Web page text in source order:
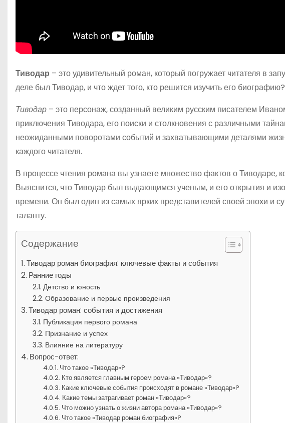
Тиводар – это удивительный роман, который погружает читателя в
деле был Тиводар, и что ждет того, кто решится изучить его биографию?
Тиводар – это персонаж, созданный великим русским писателем
приключения Тиводара, его поиски и столкновения с различными
неожиданными поворотами событий и захватывающими деталями
каждого читателя.
В процессе чтения романа вы узнаете множество фактов о Тиводаре,
Выяснится, что Тиводар был выдающимся ученым, и его открытия и
времени. Он был один из самых ярких представителей своей эпохи и
таланту.
Содержание
Тиводар роман биография: ключевые факты и события
Ранние годы
Детство и юность
Образование и первые произведения
Тиводар роман: события и достижения
Публикация первого романа
Признание и успех
Влияние на литературу
Вопрос-ответ:
Что такое «Тиводар»?
Кто является главным героем романа «Тиводар»?
Какие ключевые события происходят в романе «Тиводар»?
Какие темы затрагивает роман «Тиводар»?
Что можно узнать о жизни автора романа «Тиводар»?
Что такое «Тиводар роман биография»?